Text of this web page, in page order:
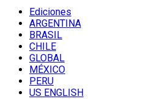
Ediciones
ARGENTINA
BRASIL
CHILE
GLOBAL
MÉXICO
PERU
US ENGLISH